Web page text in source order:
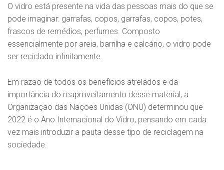
O vidro está presente na vida das pessoas mais do que se
pode imaginar: garrafas, copos, garrafas, copos, potes,
frascos de remédios, perfumes. Composto
essencialmente por areia, barrilha e calcário, o vidro pode
ser reciclado infinitamente.
Em razão de todos os benefícios atrelados e da
importância do reaproveitamento desse material, a
Organização das Nações Unidas (ONU) determinou que
2022 é o Ano Internacional do Vidro, pensando em cada
vez mais introduzir a pauta desse tipo de reciclagem na
sociedade.